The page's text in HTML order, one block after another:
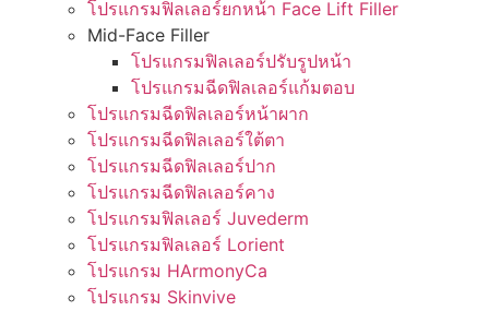
โปรแกรมฟิลเลอร์ยกหน้า Face Lift Filler
Mid-Face Filler
โปรแกรมฟิลเลอร์ปรับรูปหน้า
โปรแกรมฉีดฟิลเลอร์แก้มตอบ
โปรแกรมฉีดฟิลเลอร์หน้าผาก
โปรแกรมฉีดฟิลเลอร์ใต้ตา
โปรแกรมฉีดฟิลเลอร์ปาก
โปรแกรมฉีดฟิลเลอร์คาง
โปรแกรมฟิลเลอร์ Juvederm
โปรแกรมฟิลเลอร์ Lorient
โปรแกรม HArmonyCa
โปรแกรม Skinvive